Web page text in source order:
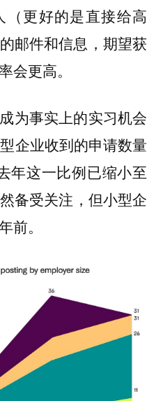
（更好的是直接给高
邮件和信息，期望获
会更高。
为事实上的实习机会
企业收到的申请数量
年这一比例已缩小至
备受关注，但小型企
前。